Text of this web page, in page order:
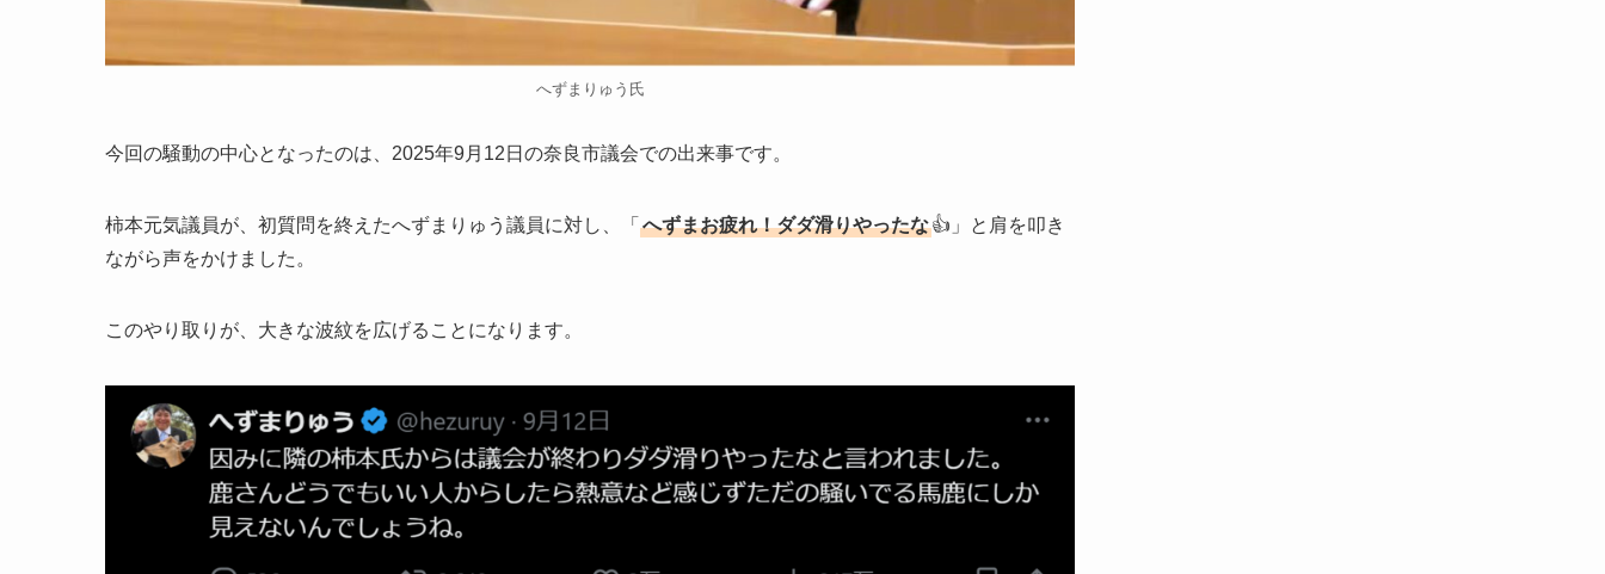
へずまりゅう氏
今回の騒動の中心となったのは、2025年9月12日の奈良市議会での出来事です。
柿本元気議員が、初質問を終えたへずまりゅう議員に対し、「 へずまお疲れ！ダダ滑りやったな👍」と肩を叩き
ながら声をかけました。
このやり取りが、大きな波紋を広げることになります。